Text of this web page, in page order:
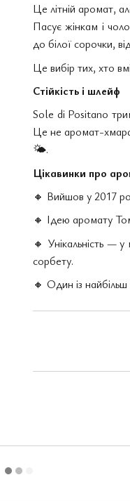
Це літній аромат,
Пасує жінкам і
до білої сорочки,
Це вибір тих, хто
Стійкість і шлейф
Sole di Positano
Це не аромат-
🌤️.
Цікавинки про
🔸 Вийшов у 2017
🔸 Ідею аромату
🔸 Унікальність —
сорбету.
🔸 Один із